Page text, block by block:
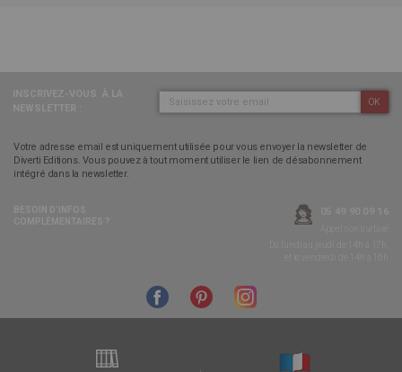
OK
Votre adresse email est uniquement utilisée pour vous envoyer la newsletter de
Diverti Editions. Vous pouvez à tout moment utiliser le lien de désabonnement
intégré dans la newsletter.